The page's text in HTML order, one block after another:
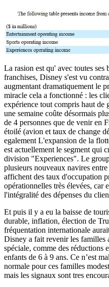
La rasion est qu' avec toutes ses
franchises, Disney s'est vu
augmentant dramatiquement le
miracle cela a fonctionné : les
expérience tout compris haut de
une semaine coûte désormais
de 4 personnes que de venir en
étoilé (avion et taux de change
egalement L'expansion de la
est actuellement le segment qui
division "Experiences". Le
plusieurs nouveaux navires
affichent des taux d'occupation
opérationnelles très élevées, car
l'intégralité des dépenses du
Et puis il y a eu la baisse de
durable, inflation, élection de
fréquentation internationale
Disney a fait revenir les familles
spéciale, comme des réductions
enfants de 6 à 9 ans. Ce n’est
normale pour ces familles
mais les signaux sont tres